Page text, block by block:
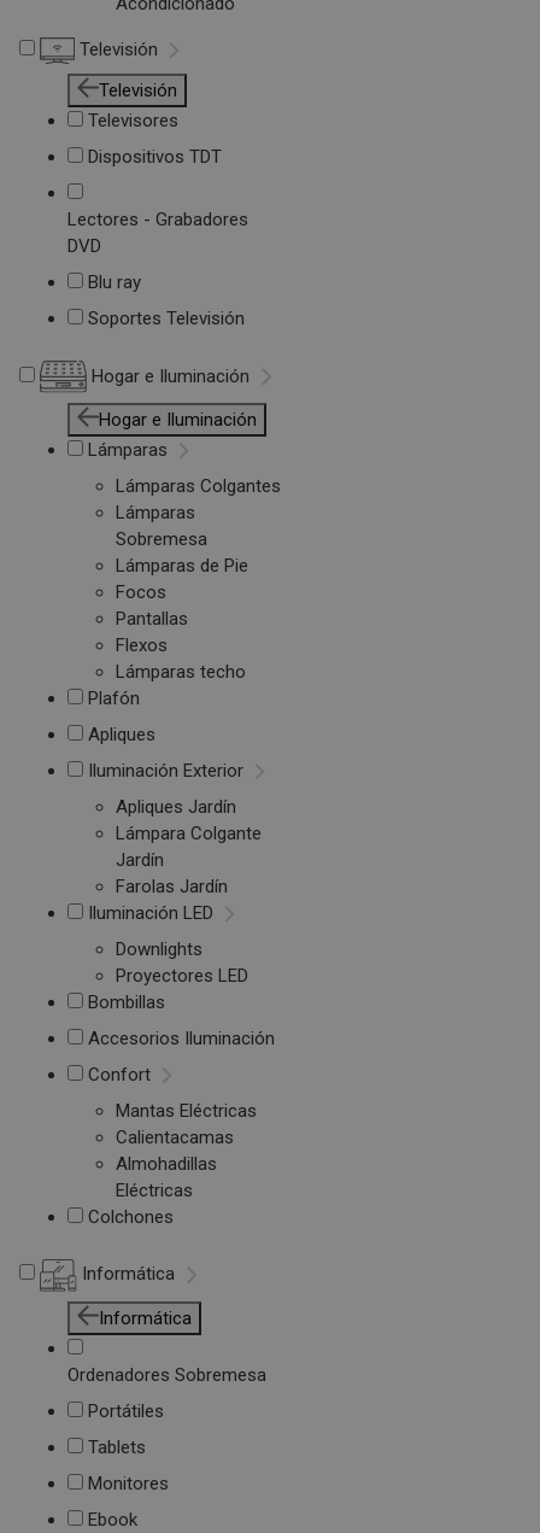
Televisión
Televisión
Televisores
Dispositivos TDT
Lectores - Grabadores
DVD
Blu ray
Soportes Televisión
Hogar e Iluminación
Hogar e Iluminación
Lámparas
Lámparas Colgantes
Lámparas
Sobremesa
Lámparas de Pie
Focos
Pantallas
Flexos
Lámparas techo
Plafón
Apliques
Iluminación Exterior
Apliques Jardín
Lámpara Colgante
Jardín
Farolas Jardín
Iluminación LED
Downlights
Proyectores LED
Bombillas
Accesorios Iluminación
Confort
Mantas Eléctricas
Calientacamas
Almohadillas
Eléctricas
Colchones
Informática
Informática
Ordenadores Sobremesa
Portátiles
Tablets
Monitores
Ebook